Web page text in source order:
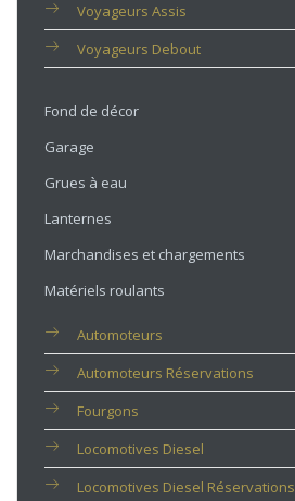
Voyageurs Assis
Voyageurs Debout
Fond de décor
Garage
Grues à eau
Lanternes
Marchandises et chargements
Matériels roulants
Automoteurs
Automoteurs Réservations
Fourgons
Locomotives Diesel
Locomotives Diesel Réservations